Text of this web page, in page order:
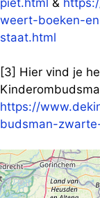
weert-boeken-
staat.html
[3] Hier vind je
https://
budsman-